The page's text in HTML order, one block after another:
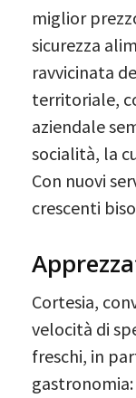
miglior
sicurezza
ravvicinata
territoriale,
aziendale
socialità, la
Con nuovi
crescenti
Cortesia,
velocità di
freschi, in